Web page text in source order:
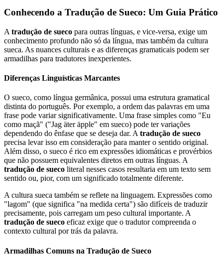
Conhecendo a Tradução de Sueco: Um Guia Prático
A tradução de sueco para outras línguas, e vice-versa, exige um
conhecimento profundo não só da língua, mas também da cultura
sueca. As nuances culturais e as diferenças gramaticais podem ser
armadilhas para tradutores inexperientes.
Diferenças Linguísticas Marcantes
O sueco, como língua germânica, possui uma estrutura gramatical
distinta do português. Por exemplo, a ordem das palavras em uma
frase pode variar significativamente. Uma frase simples como "Eu
como maçã" ("Jag äter äpple" em sueco) pode ter variações
dependendo do ênfase que se deseja dar. Atradução de sueco
precisa levar isso em consideração para manter o sentido original.
Além disso, o sueco é rico em expressões idiomáticas e provérbios
que não possuem equivalentes diretos em outras línguas. A
tradução de sueco literal nesses casos resultaria em um texto sem
sentido ou, pior, com um significado totalmente diferente.
A cultura sueca também se reflete na linguagem. Expressões como
"lagom" (que significa "na medida certa") são difíceis de traduzir
precisamente, pois carregam um peso cultural importante. A
tradução de sueco eficaz exige que o tradutor compreenda o
contexto cultural por trás da palavra.
Armadilhas Comuns na Tradução de Sueco